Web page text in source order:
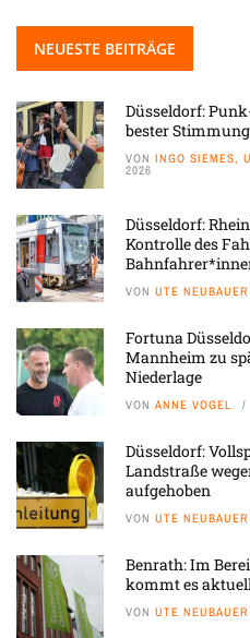
NEUESTE BEITRÄGE
Düsseldorf:
bester Stimmung
VON INGO SIEMES,
2026
Düsseldorf:
Kontrolle des
VON UTE NEUBAUER
Fortuna
Mannheim zu
Niederlage
VON ANNE VOGEL
Düsseldorf:
Landstraße
aufgehoben
VON UTE NEUBAUER
Benrath: Im
kommt es
VON UTE NEUBAUER